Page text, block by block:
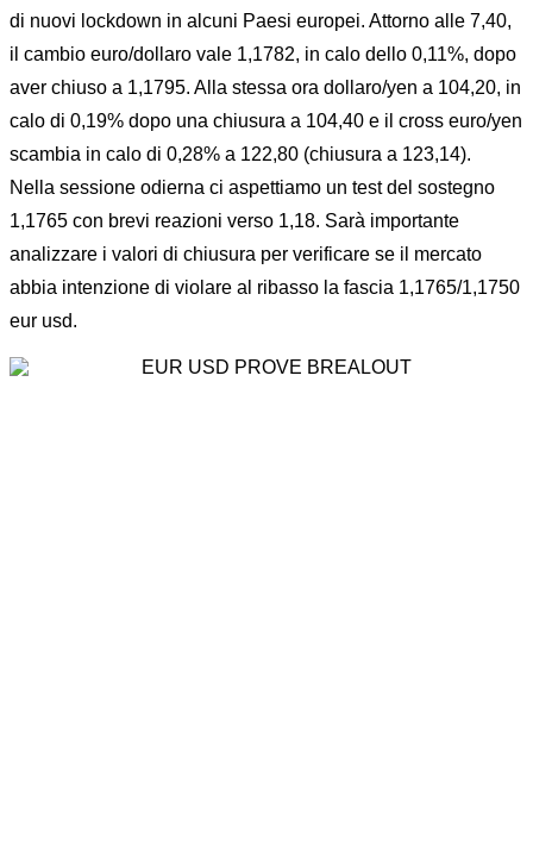
di nuovi lockdown in alcuni Paesi europei. Attorno alle 7,40,
il cambio euro/dollaro vale 1,1782, in calo dello 0,11%, dopo
aver chiuso a 1,1795. Alla stessa ora dollaro/yen a 104,20, in
calo di 0,19% dopo una chiusura a 104,40 e il cross euro/yen
scambia in calo di 0,28% a 122,80 (chiusura a 123,14).
Nella sessione odierna ci aspettiamo un test del sostegno
1,1765 con brevi reazioni verso 1,18. Sarà importante
analizzare i valori di chiusura per verificare se il mercato
abbia intenzione di violare al ribasso la fascia 1,1765/1,1750
eur usd.